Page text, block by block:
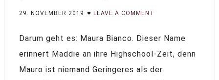
29. NOVEMBER 2019 LEAVE A COMMENT
Darum geht es: Maura Bianco. Dieser Name
erinnert Maddie an ihre Highschool-Zeit, denn
Mauro ist niemand Geringeres als der